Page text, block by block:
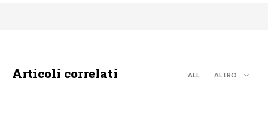
Articoli correlati ALL ALTRO